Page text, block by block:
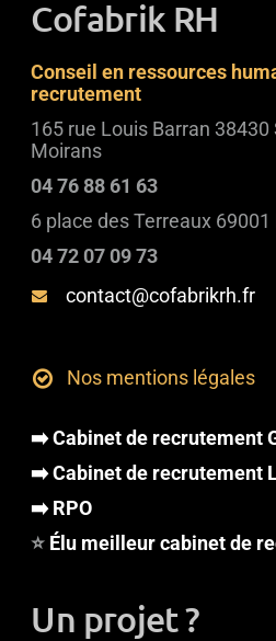
Cofabrik RH
Conseil en ressources
recrutement
165 rue Louis Barran
Moirans
04 76 88 61 63
6 place des Terreaux 69001
04 72 07 09 73
contact@cofabrikrh.fr
Nos mentions légales
➡️ Cabinet de recrutement
➡️ Cabinet de recrutement
➡️ RPO
⭐ Élu meilleur cabinet de
Un projet ?